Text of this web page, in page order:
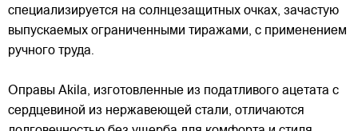
специализируется на солнцезащитных очках, зачастую
выпускаемых ограниченными тиражами, с применением
ручного труда.
Оправы Akila, изготовленные из податливого ацетата с
сердцевиной из нержавеющей стали, отличаются